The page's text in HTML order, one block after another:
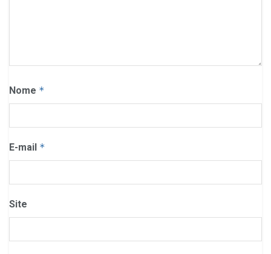
Nome *
E-mail *
Site